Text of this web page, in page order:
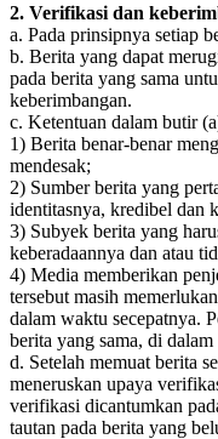
2. Verifikasi dan
a. Pada prinsipnya setiap
b. Berita yang dapat
pada berita yang sama
keberimbangan.
c. Ketentuan dalam butir
1) Berita benar-benar
mendesak;
2) Sumber berita yang
identitasnya, kredibel dan
3) Subyek berita yang
keberadaannya dan atau
4) Media memberikan
tersebut masih
dalam waktu secepatnya.
berita yang sama, di
d. Setelah memuat berita
meneruskan upaya
verifikasi dicantumkan
tautan pada berita yang